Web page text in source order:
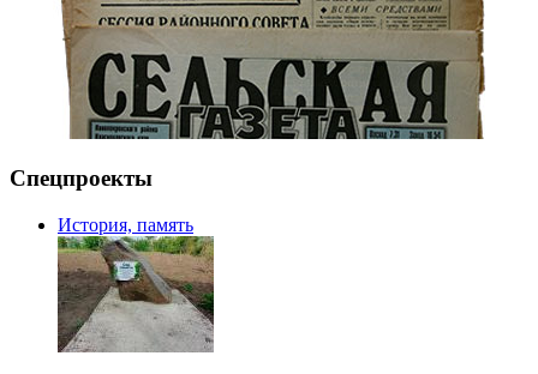
Спецпроекты
История, память